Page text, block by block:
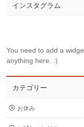
インスタグラム
You need to add a
anything here. :)
カテゴリー
お休み